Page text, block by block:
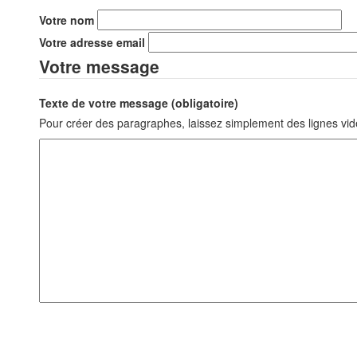
Votre nom
Votre adresse email
Votre message
Texte de votre message (obligatoire)
Pour créer des paragraphes, laissez simplement des lignes